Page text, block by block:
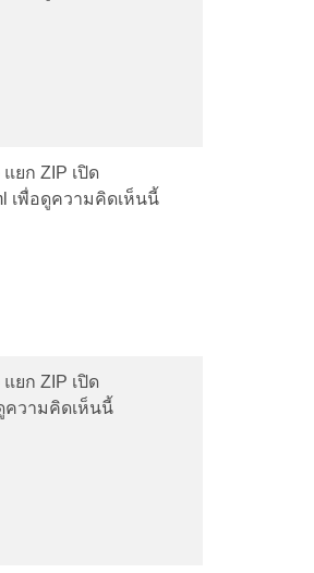
ยก ZIP เปิด
เพื่อดูความคิดเห็นนี้
ยก ZIP เปิด
ความคิดเห็นนี้